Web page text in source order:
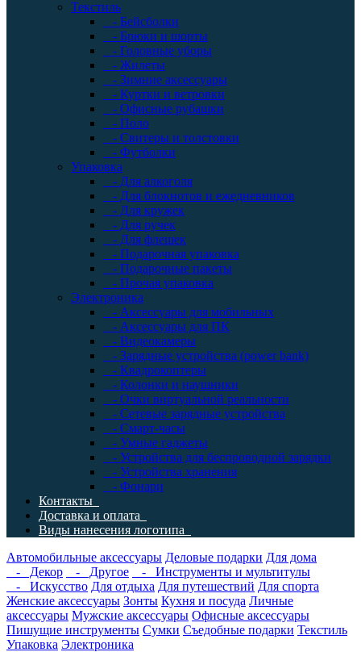
Текстиль
- Бейсболки
- Брюки и шорты
- Головные уборы
- Жилеты
- Зимние аксессуары
- Куртки и ветровки
- Офисные рубашки
- Поло
- Свитеры и толстовки
- Футболки
Упаковка
- Для алкоголя
- Для блокнотов и ежедневников
- Для кружек
- Для ручек
- Для флешек
- Подарочная упаковка
- Подарочные пакеты
- Прочая упаковка
Электроника
- Аксессуары для мобильных
- Аксессуары для ПК
- Видеокамеры
- Зарядные устройства (power bank)
- Квадрокоптеры
- Колонки и наушники
- Очки виртуальной реальности
- Сетевые зарядные устройства
- Смарт-часы
- Умные гаджеты
- Устройства для беспроводной зарядки
- Устройства хранения
- Фонари
Контакты
Доставка и оплата
Виды нанесения логотипа
Автомобильные аксессуары Деловые подарки Для дома
- Декор
- Другое
- Инструменты и мультитулы
- Искусство Для отдыха Для путешествий Для спорта
Женские аксессуары Зонты Кухня и посуда Личные
аксессуары Мужские аксессуары Офисные аксессуары
Пишущие инструменты Сумки Съедобные подарки Текстиль
Упаковка Электроника